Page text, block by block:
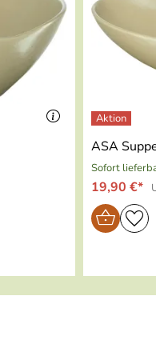
ASA
Sofort
19,90 €*